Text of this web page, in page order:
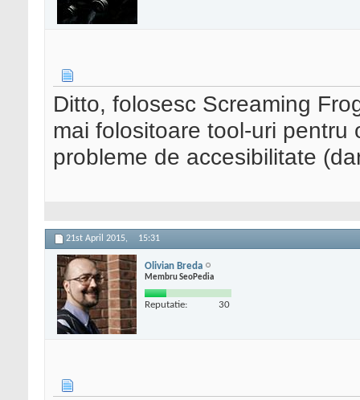
Ditto, folosesc Screaming
mai folositoare tool-uri
probleme de accesibilitate
21st April 2015, 15:31
Olivian Breda
Membru SeoPedia
Reputatie: 30